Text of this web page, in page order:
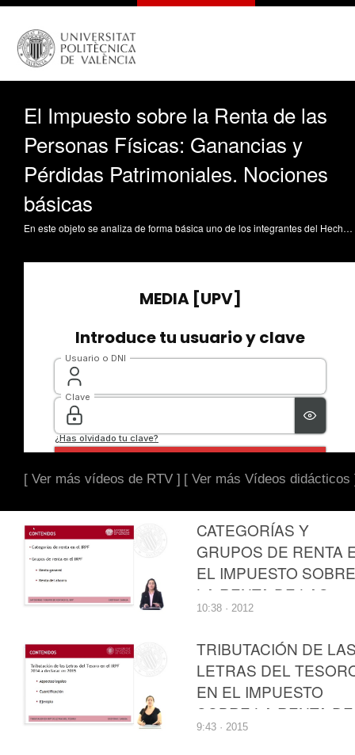
El Impuesto sobre la Renta de las
Personas Físicas: Ganancias y
Pérdidas Patrimoniales. Nociones
básicas
En este objeto se analiza de forma básica uno de los integrantes del Hecho Imponible en el IRPF y que constituye una importante fuente de renta que son las Ganancias y Pérdidas Patrimoniales. Se distinguen las que proceden de transmisiones de las que no y se estudian sus características mas importantes. Marín Sánchez, MDM. (2017). El Impuesto sobre la Renta de las Personas Físicas: Ganancias y Pérdidas Patrimoniales. Nociones básicas. https://riunet.upv.es/handle/10251/82957 DER
[ Ver más vídeos de RTV ] [ Ver más Vídeos didácticos
CATEGORÍAS Y
GRUPOS DE RENTA
EL IMPUESTO SOBRE
LA RENTA DE LAS
PERSONAS FÍSICAS
10:38 · 2012
TRIBUTACIÓN DE
LETRAS DEL
EN EL IMPUESTO
SOBRE LA RENTA DE
LAS PERSONAS
9:43 · 2015